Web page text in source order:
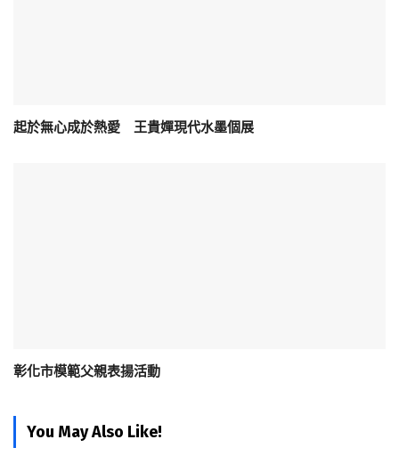
起於無心成於熱愛 王貴嬋現代水墨個展
彰化市模範父親表揚活動
You May Also Like!